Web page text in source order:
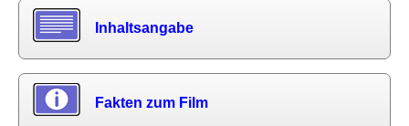
Inhaltsangabe
Fakten zum Film